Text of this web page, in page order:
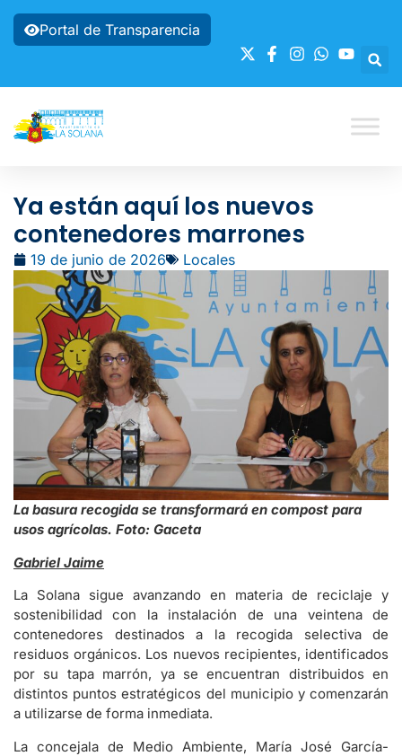
Portal de Transparencia
Ya están aquí los nuevos
contenedores marrones
19 de junio de 2026 Locales
La basura recogida se transformará en compost para
usos agrícolas. Foto: Gaceta
Gabriel Jaime
La Solana sigue avanzando en materia de reciclaje y
sostenibilidad con la instalación de una veintena de
contenedores destinados a la recogida selectiva de
residuos orgánicos. Los nuevos recipientes, identificados
por su tapa marrón, ya se encuentran distribuidos en
distintos puntos estratégicos del municipio y comenzarán
a utilizarse de forma inmediata.
La concejala de Medio Ambiente, María José García-